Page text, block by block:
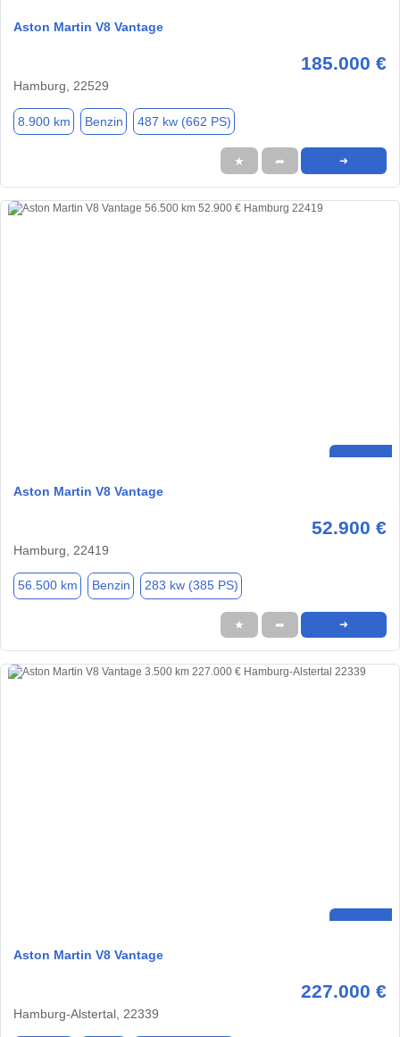
Aston Martin V8 Vantage
185.000 €
Hamburg, 22529
8.900 km Benzin 487 kw (662 PS)
★ ➦ ➜
Aston Martin V8 Vantage
52.900 €
Hamburg, 22419
56.500 km Benzin 283 kw (385 PS)
★ ➦ ➜
Aston Martin V8 Vantage
227.000 €
Hamburg-Alstertal, 22339